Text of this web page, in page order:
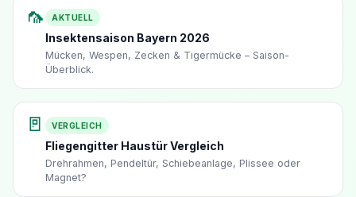
🦟 AKTUELL
Insektensaison Bayern 2026
Mücken, Wespen, Zecken & Tigermücke – Saison-
Überblick.
🚪 VERGLEICH
Fliegengitter Haustür Vergleich
Drehrahmen, Pendeltür, Schiebeanlage, Plissee oder
Magnet?